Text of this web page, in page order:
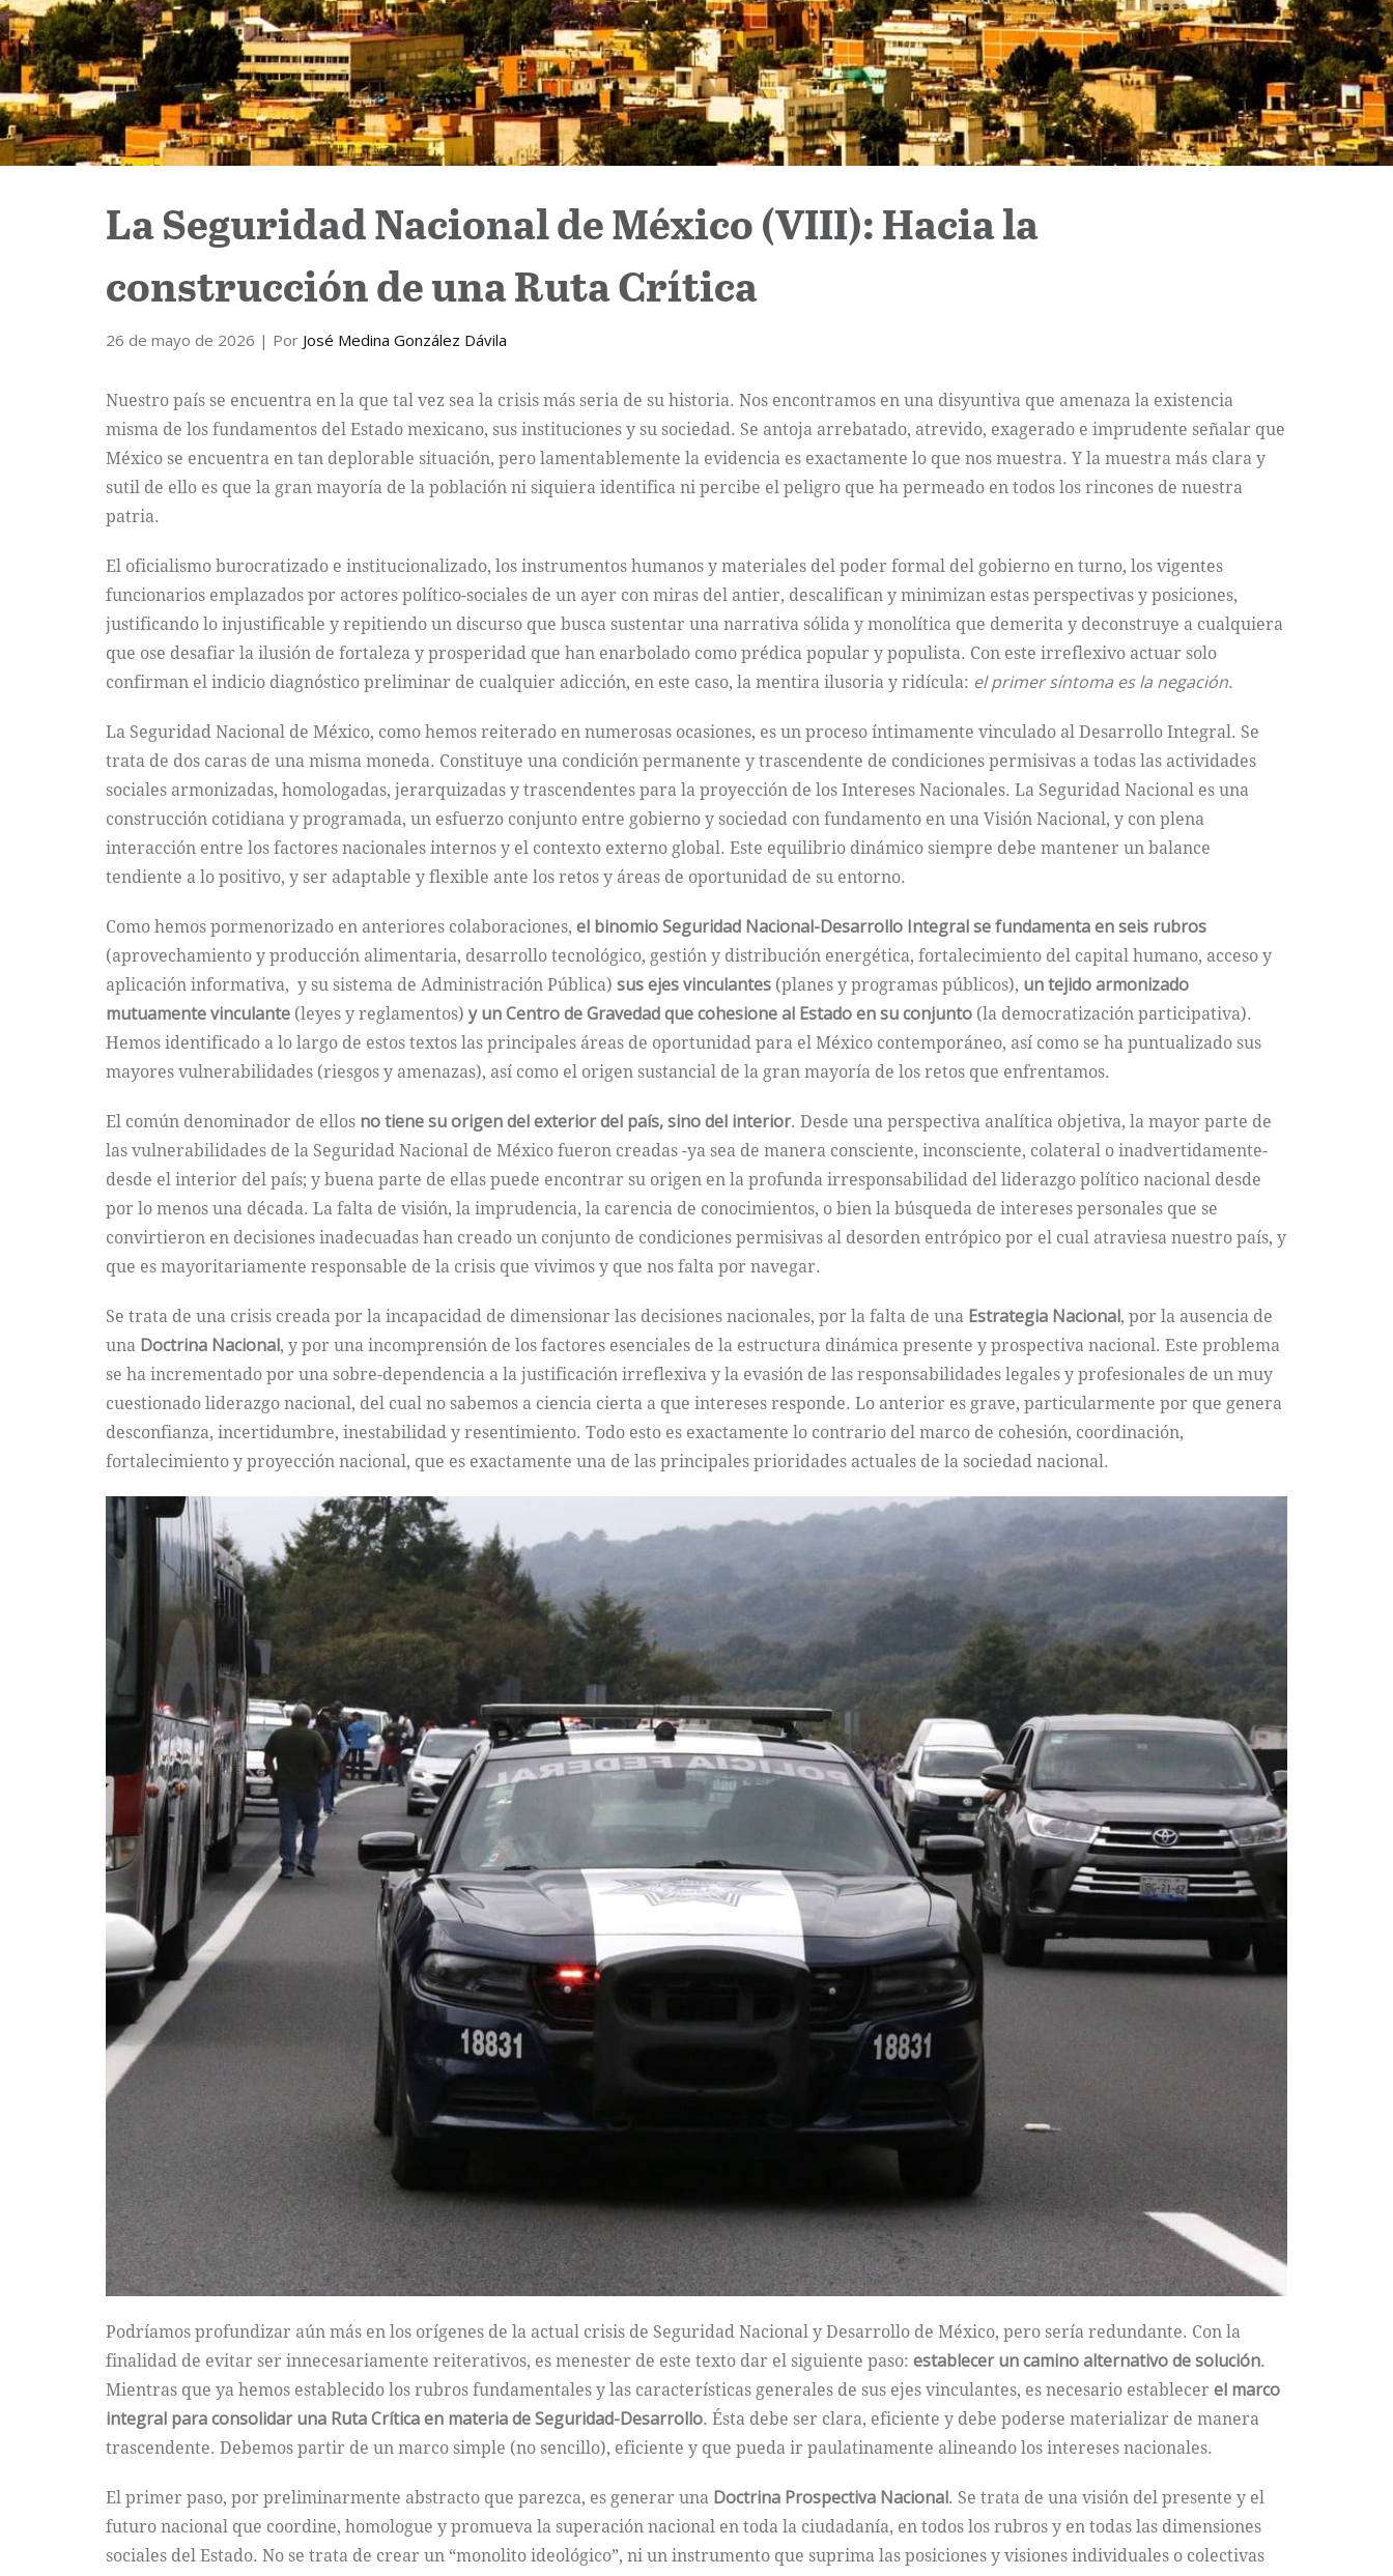
La Seguridad Nacional de México (VIII): Hacia la
construcción de una Ruta Crítica
26 de mayo de 2026 | Por José Medina González Dávila
Nuestro país se encuentra en la que tal vez sea la crisis más seria de su historia. Nos encontramos en una disyuntiva que amenaza la existencia
misma de los fundamentos del Estado mexicano, sus instituciones y su sociedad. Se antoja arrebatado, atrevido, exagerado e imprudente señalar que
México se encuentra en tan deplorable situación, pero lamentablemente la evidencia es exactamente lo que nos muestra. Y la muestra más clara y
sutil de ello es que la gran mayoría de la población ni siquiera identifica ni percibe el peligro que ha permeado en todos los rincones de nuestra
patria.
El oficialismo burocratizado e institucionalizado, los instrumentos humanos y materiales del poder formal del gobierno en turno, los vigentes
funcionarios emplazados por actores político-sociales de un ayer con miras del antier, descalifican y minimizan estas perspectivas y posiciones,
justificando lo injustificable y repitiendo un discurso que busca sustentar una narrativa sólida y monolítica que demerita y deconstruye a cualquiera
que ose desafiar la ilusión de fortaleza y prosperidad que han enarbolado como prédica popular y populista. Con este irreflexivo actuar solo
confirman el indicio diagnóstico preliminar de cualquier adicción, en este caso, la mentira ilusoria y ridícula: el primer síntoma es la negación.
La Seguridad Nacional de México, como hemos reiterado en numerosas ocasiones, es un proceso íntimamente vinculado al Desarrollo Integral. Se
trata de dos caras de una misma moneda. Constituye una condición permanente y trascendente de condiciones permisivas a todas las actividades
sociales armonizadas, homologadas, jerarquizadas y trascendentes para la proyección de los Intereses Nacionales. La Seguridad Nacional es una
construcción cotidiana y programada, un esfuerzo conjunto entre gobierno y sociedad con fundamento en una Visión Nacional, y con plena
interacción entre los factores nacionales internos y el contexto externo global. Este equilibrio dinámico siempre debe mantener un balance
tendiente a lo positivo, y ser adaptable y flexible ante los retos y áreas de oportunidad de su entorno.
Como hemos pormenorizado en anteriores colaboraciones, el binomio Seguridad Nacional-Desarrollo Integral se fundamenta enseis rubros
(aprovechamiento y producción alimentaria, desarrollo tecnológico, gestión y distribución energética, fortalecimiento del capital humano, acceso y
aplicación informativa, y su sistema de Administración Pública) sus ejes vinculantes (planes y programas públicos), un tejido armonizado
mutuamente vinculante (leyes y reglamentos) y un Centro de Gravedad que cohesione al Estado en su conjunto (la democratización participativa).
Hemos identificado a lo largo de estos textos las principales áreas de oportunidad para el México contemporáneo, así como se ha puntualizado sus
mayores vulnerabilidades (riesgos y amenazas), así como el origen sustancial de la gran mayoría de los retos que enfrentamos.
El común denominador de ellos no tiene su origen del exterior del país, sino del interior. Desde una perspectiva analítica objetiva, la mayor parte de
las vulnerabilidades de la Seguridad Nacional de México fueron creadas -ya sea de manera consciente, inconsciente, colateral o inadvertidamente-
desde el interior del país; y buena parte de ellas puede encontrar su origen en la profunda irresponsabilidad del liderazgo político nacional desde
por lo menos una década. La falta de visión, la imprudencia, la carencia de conocimientos, o bien la búsqueda de intereses personales que se
convirtieron en decisiones inadecuadas han creado un conjunto de condiciones permisivas al desorden entrópico por el cual atraviesa nuestro país, y
que es mayoritariamente responsable de la crisis que vivimos y que nos falta por navegar.
Se trata de una crisis creada por la incapacidad de dimensionar las decisiones nacionales, por la falta de una Estrategia Nacional, por la ausencia de
una Doctrina Nacional, y por una incomprensión de los factores esenciales de la estructura dinámica presente y prospectiva nacional. Este problema
se ha incrementado por una sobre-dependencia a la justificación irreflexiva y la evasión de las responsabilidades legales y profesionales de un muy
cuestionado liderazgo nacional, del cual no sabemos a ciencia cierta a que intereses responde. Lo anterior es grave, particularmente por que genera
desconfianza, incertidumbre, inestabilidad y resentimiento. Todo esto es exactamente lo contrario del marco de cohesión, coordinación,
fortalecimiento y proyección nacional, que es exactamente una de las principales prioridades actuales de la sociedad nacional.
Podríamos profundizar aún más en los orígenes de la actual crisis de Seguridad Nacional y Desarrollo de México, pero sería redundante. Con la
finalidad de evitar ser innecesariamente reiterativos, es menester de este texto dar el siguiente paso: establecer un camino alternativo de solución.
Mientras que ya hemos establecido los rubros fundamentales y las características generales de sus ejes vinculantes, es necesario establecer el marco
integral para consolidar una Ruta Crítica en materia de Seguridad-Desarrollo. Ésta debe ser clara, eficiente y debe poderse materializar de manera
trascendente. Debemos partir de un marco simple (no sencillo), eficiente y que pueda ir paulatinamente alineando los intereses nacionales.
El primer paso, por preliminarmente abstracto que parezca, es generar una Doctrina Prospectiva Nacional. Se trata de una visión del presente y el
futuro nacional que coordine, homologue y promueva la superación nacional en toda la ciudadanía, en todos los rubros y en todas las dimensiones
sociales del Estado. No se trata de crear un “monolito ideológico”, ni un instrumento que suprima las posiciones y visiones individuales o colectivas